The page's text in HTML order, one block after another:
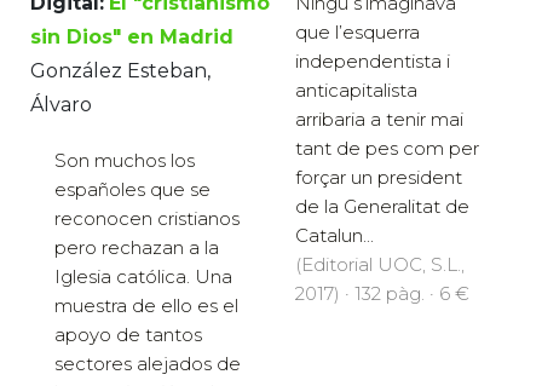
sin Dios" en Madrid
González Esteban,
Álvaro
Son muchos los
españoles que se
reconocen cristianos
pero rechazan a la
Iglesia católica. Una
muestra de ello es el
apoyo de tantos
sectores alejados de
que l’esquerra
independentista i
anticapitalista
arribaria a tenir mai
tant de pes com per
forçar un president
de la Generalitat de
Catalun...
(Editorial UOC, S.L.,
2017) · 132 pàg. · 6 €